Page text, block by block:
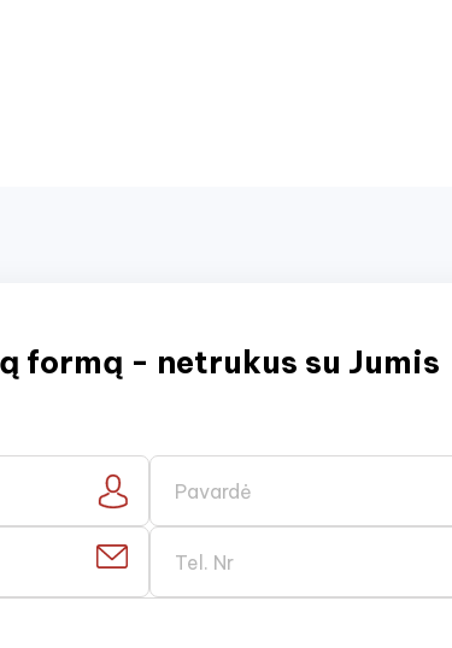
formą - netrukus su Jumis